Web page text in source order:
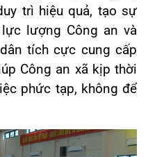
trì hiệu quả, tạo sự
lượng Công an và
tích cực cung cấp
Công an xã kịp thời
phức tạp, không để